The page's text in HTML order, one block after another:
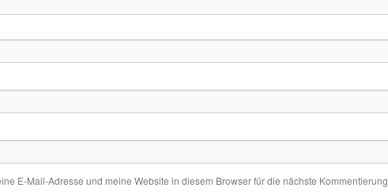
E-Mail-Adresse und meine Website in diesem Browser für die nächste Kommentierung